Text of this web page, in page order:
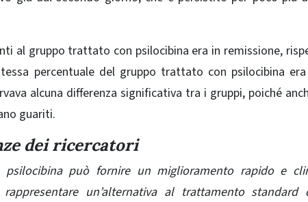
al gruppo trattato con psilocibina era in remissione,
percentuale del gruppo trattato con psilocibina
alcuna differenza significativa tra i gruppi, poiché
guariti.
dei ricercatori
può fornire un miglioramento rapido e
un’alternativa al trattamento standard